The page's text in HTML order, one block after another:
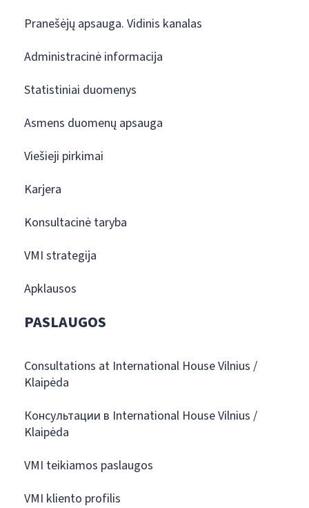
Pranešėjų apsauga. Vidinis kanalas
Administracinė informacija
Statistiniai duomenys
Asmens duomenų apsauga
Viešieji pirkimai
Karjera
Konsultacinė taryba
VMI strategija
Apklausos
PASLAUGOS
Consultations at International House Vilnius /
Klaipėda
Консультации в International House Vilnius /
Klaipėda
VMI teikiamos paslaugos
VMI kliento profilis